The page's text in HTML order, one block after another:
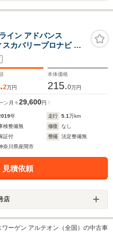
イン アドバンス
カバリープロナビ カ
メラ ETC 専用レザー
キー シートヒーター
ン 当店下取り車
2万円
本体価格
215.0万円
ン 月々29,600円
年 走行 5.1万km
検整備無 修復
なし
証付 整備
法定整備無
奈川県座間市
見積依頼
店
ワーゲン アルテオン（全国）の中古車